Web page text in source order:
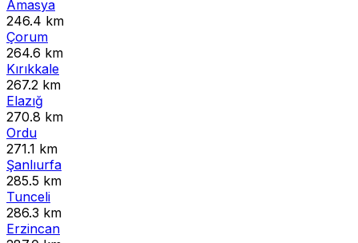
Amasya
246.4 km
Çorum
264.6 km
Kırıkkale
267.2 km
Elazığ
270.8 km
Ordu
271.1 km
Şanlıurfa
285.5 km
Tunceli
286.3 km
Erzincan